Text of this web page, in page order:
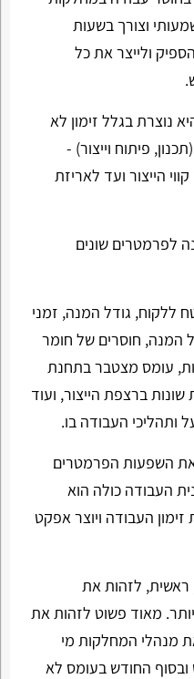
וצורך בשעות
ולייצר את כל
נוצרת בגלל זימון לא
פיתוח וייצור) -
הייצור ועד לאריזת
לפרמטרים שונים
ללקוח, גודל המנה, זמני
המנה, חוסרים של חומר
עומס מצטבר בתחנת
ברצפת הייצור, ועוד
ותהליכי העבודה בו.
השפעות הפרמטרים
העבודה כולה הוא
העבודה ויוצר אפקט
לזהות את
מאוד פשוט לזהות את
מנהלי המחלקות מי
החודש בעומס לא